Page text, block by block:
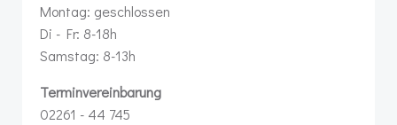
Montag: geschlossen
Di - Fr: 8-18h
Samstag: 8-13h
Terminvereinbarung
02261 - 44 745